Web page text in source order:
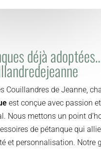
déjà
Couillandres de Jeanne,
est conçue avec passion
Nous mettons un point
de pétanque qui
et personnalisation. Notre